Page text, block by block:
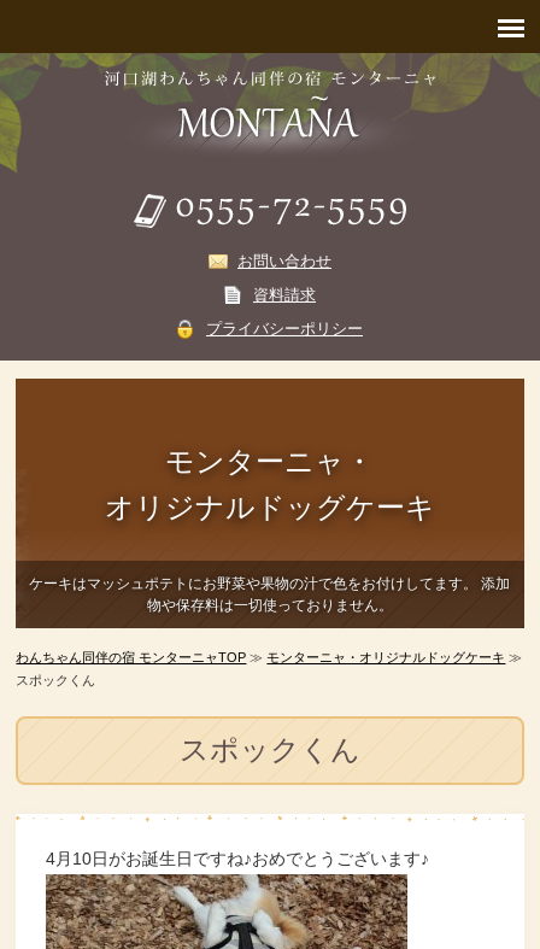
お問い合わせ
資料請求
プライバシーポリシー
モンターニャ・
オリジナルドッグケーキ
ケーキはマッシュポテトにお野菜や果物の汁で色をお付けしてます。
添加
物や保存料は一切使っておりません。
わんちゃん同伴の宿 モンターニャTOP ≫モンターニャ・オリジナルドッグケーキ ≫
スポックくん
スポックくん
4月10日がお誕生日ですね♪おめでとうございます♪